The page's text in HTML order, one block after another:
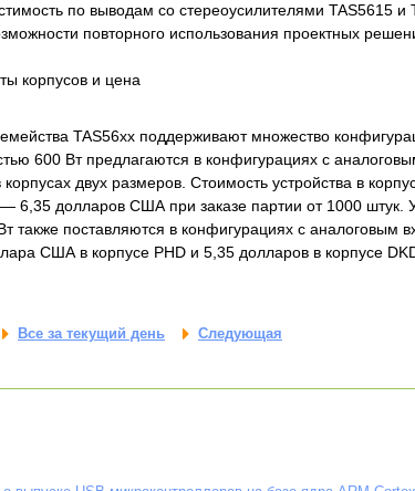
по выводам со стереоусилителями TAS5615
повторного использования проектных
корпусов и цена
TAS56xx поддерживают множество
600 Вт предлагаются в конфигурациях с
корпусах двух размеров. Стоимость устройства в
6,35 долларов США при заказе партии от 1000 штук.
также поставляются в конфигурациях с аналоговым
США в корпусе PHD и 5,35 долларов в корпусе
Все за текущий день Следующая